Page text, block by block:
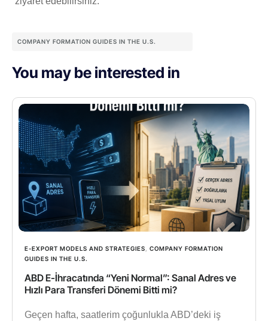
COMPANY FORMATION GUIDES IN THE U.S.
You may be interested in
E-EXPORT MODELS AND STRATEGIES
COMPANY FORMATION
GUIDES IN THE U.S.
ABD E-İhracatında “Yeni Normal”: Sanal Adres ve
Hızlı Para Transferi Dönemi Bitti mi?
Geçen hafta, saatlerim çoğunlukla ABD’deki iş